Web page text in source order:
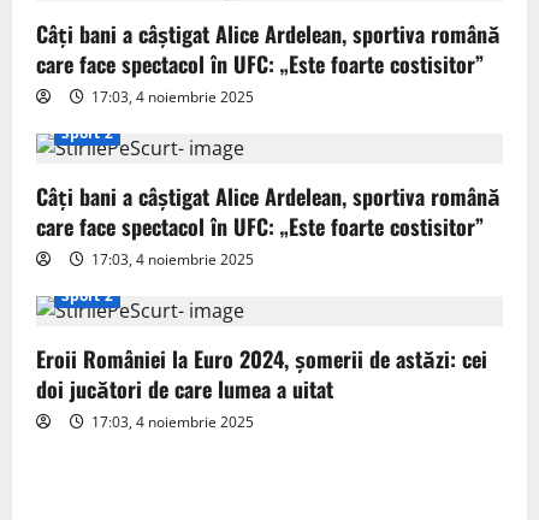
g
a
t
i
o
n
Câți bani a câștigat Alice Ardelean, sportiva română
care face spectacol în UFC: „Este foarte costisitor”
17:03, 4 noiembrie 2025
Sport 2
Câți bani a câștigat Alice Ardelean, sportiva română
care face spectacol în UFC: „Este foarte costisitor”
17:03, 4 noiembrie 2025
Sport 2
Eroii României la Euro 2024, șomerii de astăzi: cei
doi jucători de care lumea a uitat
17:03, 4 noiembrie 2025